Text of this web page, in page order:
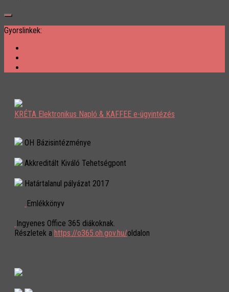
Gyorslinkek:
KRÉTA Elektronikus Napló & KAFFEE e-ügyintézés
OH Bázisintézménye
Akkreditált Kiváló Tehetségpont
Határtalanul pályázat 2017
Emlékkönyv
Ingyenes Office 365 diákoknak.
Részletek a https://o365.oh.gov.hu/oldalon